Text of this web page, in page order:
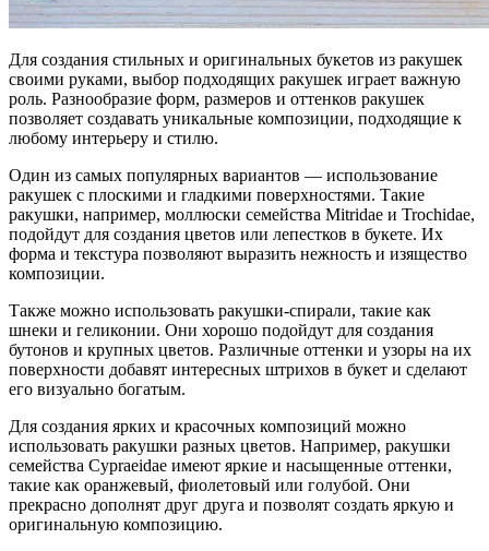
Для создания стильных и оригинальных букетов из ракушек
своими руками, выбор подходящих ракушек играет важную
роль. Разнообразие форм, размеров и оттенков ракушек
позволяет создавать уникальные композиции, подходящие к
любому интерьеру и стилю.
Один из самых популярных вариантов — использование
ракушек с плоскими и гладкими поверхностями. Такие
ракушки, например, моллюски семейства Mitridae и Trochidae,
подойдут для создания цветов или лепестков в букете. Их
форма и текстура позволяют выразить нежность и изящество
композиции.
Также можно использовать ракушки-спирали, такие как
шнеки и геликонии. Они хорошо подойдут для создания
бутонов и крупных цветов. Различные оттенки и узоры на их
поверхности добавят интересных штрихов в букет и сделают
его визуально богатым.
Для создания ярких и красочных композиций можно
использовать ракушки разных цветов. Например, ракушки
семейства Cypraeidae имеют яркие и насыщенные оттенки,
такие как оранжевый, фиолетовый или голубой. Они
прекрасно дополнят друг друга и позволят создать яркую и
оригинальную композицию.